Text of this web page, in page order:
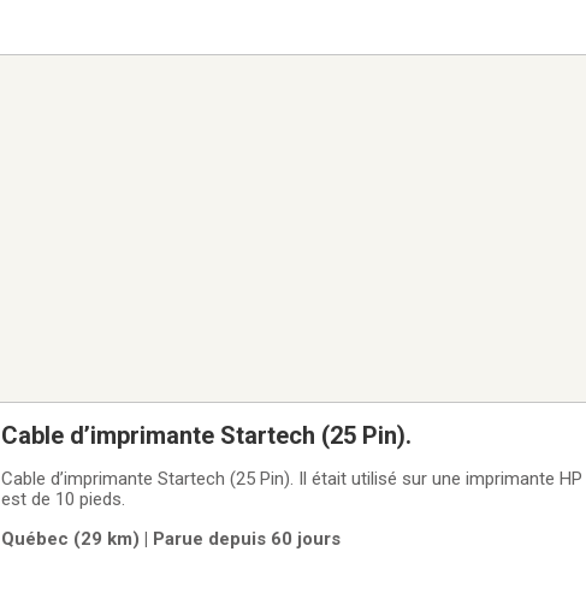
Cable d’imprimante Startech (25 Pin).
Cable d’imprimante Startech (25 Pin). Il était utilisé sur une imprimante
est de 10 pieds.
Québec (29 km) | Parue depuis 60 jours